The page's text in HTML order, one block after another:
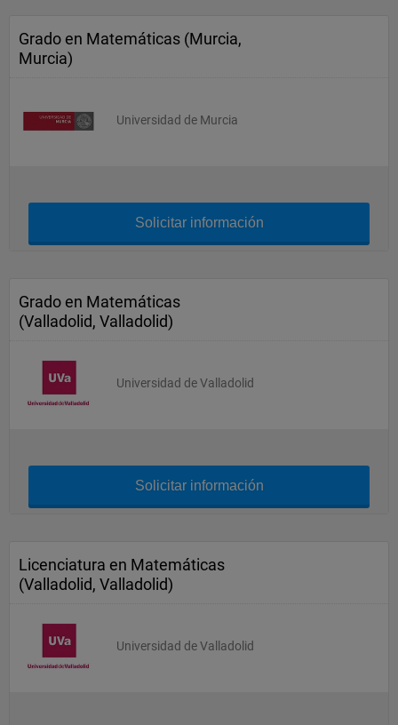
Grado en Matemáticas (Murcia,
Murcia)
Universidad de Murcia
Solicitar información
Grado en Matemáticas
(Valladolid, Valladolid)
Universidad de Valladolid
Solicitar información
Licenciatura en Matemáticas
(Valladolid, Valladolid)
Universidad de Valladolid